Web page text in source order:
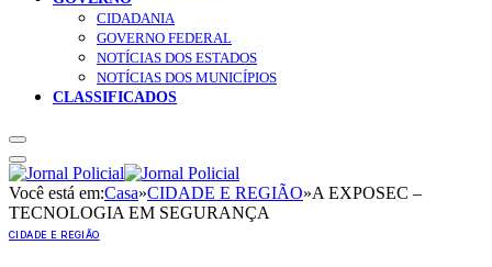
CIDADANIA
GOVERNO FEDERAL
NOTÍCIAS DOS ESTADOS
NOTÍCIAS DOS MUNICÍPIOS
CLASSIFICADOS
Você está em:Casa»CIDADE E REGIÃO»A EXPOSEC –
TECNOLOGIA EM SEGURANÇA
CIDADE E REGIÃO